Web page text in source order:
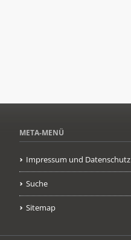
META-MENÜ
Impressum und Datenschutz
Suche
Sitemap